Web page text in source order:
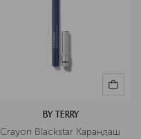
BY TERRY
Crayon Blackstar Карандаш